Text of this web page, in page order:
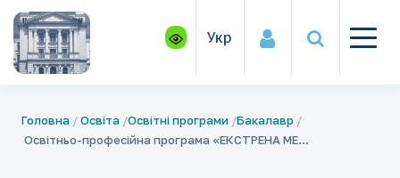
Укр
Головна Освіта Освітні програми Бакалавр
Освітньо-професійна програма «ЕКСТРЕНА МЕДИЦИНА» Спеціальність І5 Медсестринство, галузь знань І Охорона здоров’я та соціальне забезпечення, спеціалізація І5.02 Екстрена медицина